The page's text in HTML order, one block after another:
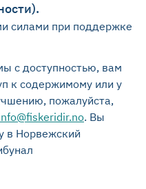
силами при поддержке
с доступностью, вам
к содержимому или у
пожалуйста,
. Вы
в Норвежский